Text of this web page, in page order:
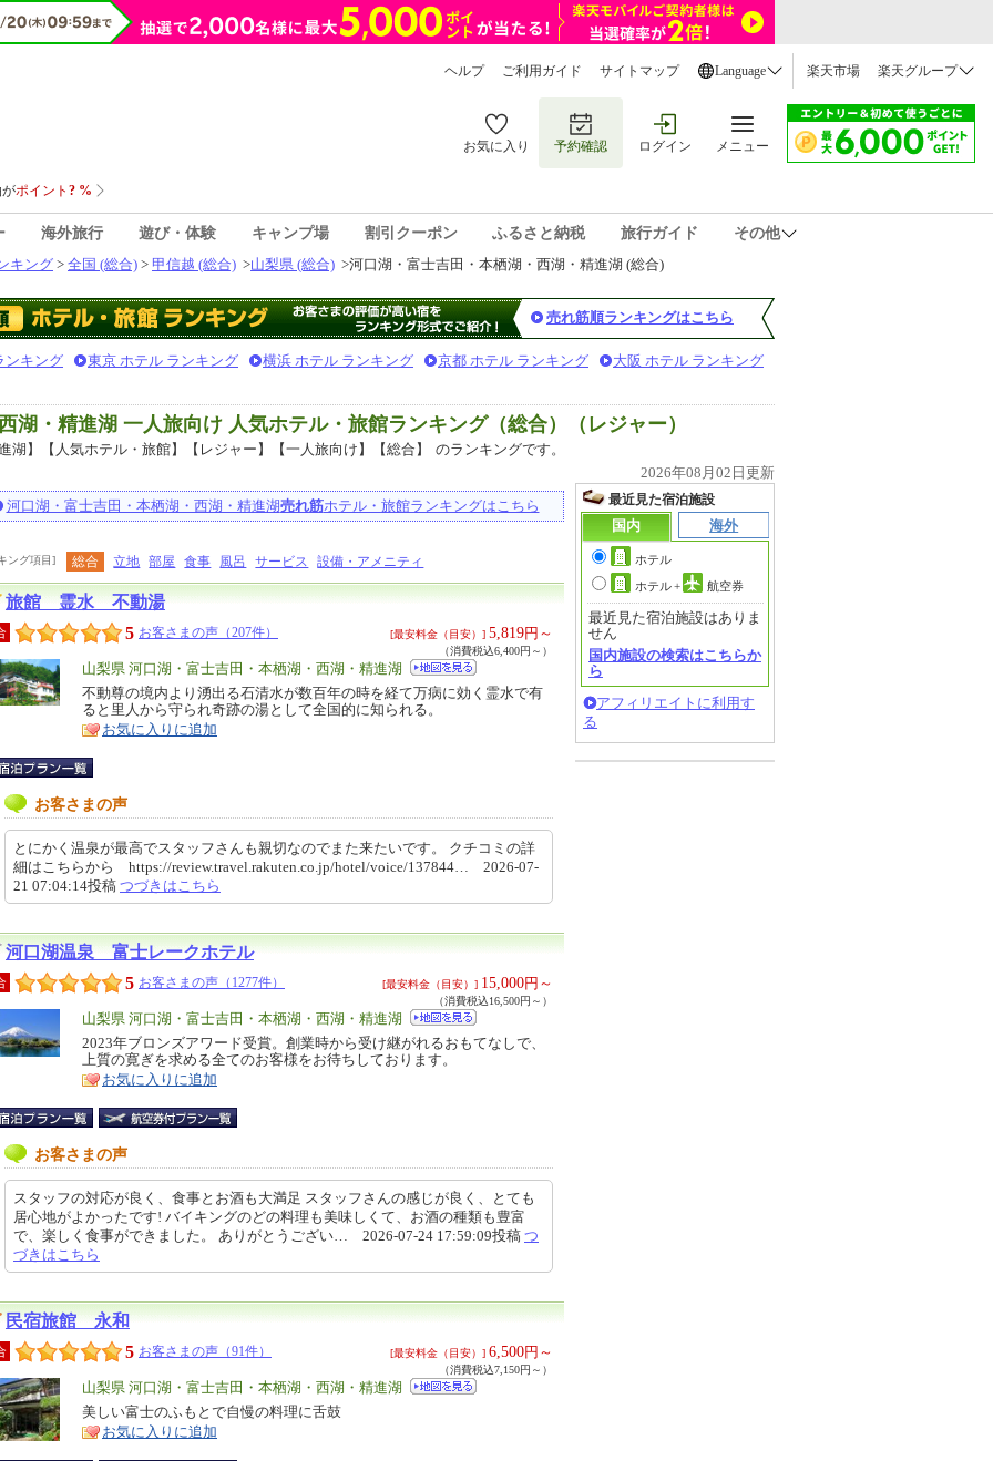
ヘルプ ご利用ガイド サイトマップ Language 楽天市場 楽天グループ
お気に入り 予約確認 ログイン メニュー
海外旅行 遊び・体験 キャンプ場 割引クーポン ふるさと納税 旅行ガイド
その他
キング > 全国 (総合) > 甲信越 (総合) >山梨県 (総合) >河口湖・富士吉田・本栖湖・西湖・精進湖 (総合)
売れ筋順ランキングはこちら
ンキング 東京 ホテル ランキング 横浜 ホテル ランキング 京都 ホテル ランキング 大阪 ホテル ランキング
湖・精進湖 一人旅向け 人気ホテル・旅館ランキング（総合）（レジャー）
】【人気ホテル・旅館】【レジャー】【一人旅向け】【総合】
のランキングです。
2026年08月02日更新
河口湖・富士吉田・本栖湖・西湖・精進湖売れ筋ホテル・旅館ランキングはこちら
ング項目] 総合 立地 部屋 食事 風呂 サービス 設備・アメニティ
旅館 霊水 不動湯
5 お客さまの声（207件） [最安料金（目安）] 5,819円～
（消費税込6,400円～）
エ
リ
ア
山梨県 河口湖・富士吉田・本栖湖・西湖・精進湖
特
徴
不動尊の境内より湧出る石清水が数百年の時を経て万病に効く霊水で有
ると里人から守られ奇跡の湯として全国的に知られる。
お気に入りに追加
お客さまの声
とにかく温泉が最高でスタッフさんも親切なのでまた来たいです。 クチコミの詳
細はこちらから https://review.travel.rakuten.co.jp/hotel/voice/137844… 2026-07-
21 07:04:14投稿 つづきはこちら
河口湖温泉 富士レークホテル
5 お客さまの声（1277件） [最安料金（目安）] 15,000円～
（消費税込16,500円～）
エ
リ
ア
山梨県 河口湖・富士吉田・本栖湖・西湖・精進湖
特
徴
2023年ブロンズアワード受賞。創業時から受け継がれるおもてなしで、
上質の寛ぎを求める全てのお客様をお待ちしております。
お気に入りに追加
お客さまの声
スタッフの対応が良く、食事とお酒も大満足 スタッフさんの感じが良く、とても
居心地がよかったです! バイキングのどの料理も美味しくて、お酒の種類も豊富
で、楽しく食事ができました。 ありがとうござい… 2026-07-24 17:59:09投稿 つ
づきはこちら
民宿旅館 永和
5 お客さまの声（91件） [最安料金（目安）] 6,500円～
（消費税込7,150円～）
エ
リ
ア
山梨県 河口湖・富士吉田・本栖湖・西湖・精進湖
特
徴
美しい富士のふもとで自慢の料理に舌鼓
お気に入りに追加
最近見た宿泊施設
国内
海外
ホテル
ホテル+ 航空券
最近見た宿泊施設はありま
せん
国内施設の検索はこちらか
ら
アフィリエイトに利用す
る